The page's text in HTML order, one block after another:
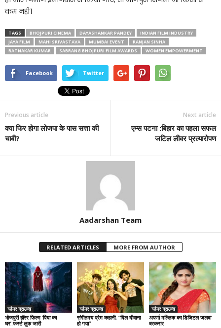
कम नहीं।
TAGS BHOJPURI CINEMA DAYASHANKAR PANDEY
INDIAN FILM INDUSTRY
JAYA FILM
MAHI SRIVASTAVA MUMBAI EVENT
RANJAN SINHA
RATNAKAR KUMAR
SABRANG BHOJPURI FILM AWARDS WOMEN EMPOWERMENT
Facebook Twitter
Previous article
क्या फिर होगा लोजपा के पास सत्ता की
चाबी?
Next article
एम्स पटना :बिहार का पहला सफल
जटिल लीवर प्रत्यारोपण
Aadarshan Team
RELATED ARTICLES MORE FROM AUTHOR
ग्लैमर ग्राउन्ड
भोजपुरी हॉरर फिल्म ‘पिया का
घर’:फर्स्ट लुक जारी
ग्लैमर ग्राउन्ड
संगीतमय प्रेम कहानी, “दिल दीवाना
हो गया”
ग्लैमर ग्राउन्ड
अपर्णा मल्लिक का डिजिटल जलवा
बरकरार